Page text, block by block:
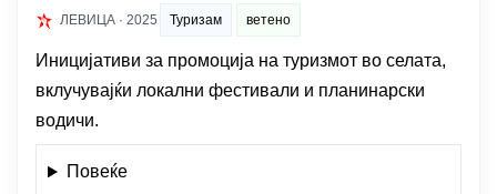
ЛЕВИЦА · 2025 Туризам ветено
Иницијативи за промоција на туризмот во селата,
вклучувајќи локални фестивали и планинарски
водичи.
Повеќе